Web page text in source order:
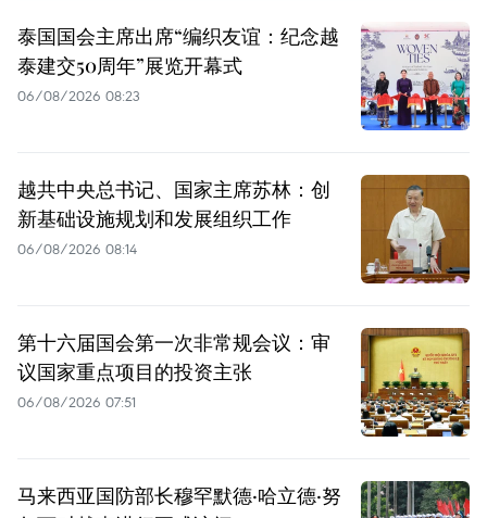
泰国国会主席出席“编织友谊：纪念越
泰建交50周年”展览开幕式
06/08/2026 08:23
越共中央总书记、国家主席苏林：创
新基础设施规划和发展组织工作
06/08/2026 08:14
第十六届国会第一次非常规会议：审
议国家重点项目的投资主张
06/08/2026 07:51
马来西亚国防部长穆罕默德·哈立德·努